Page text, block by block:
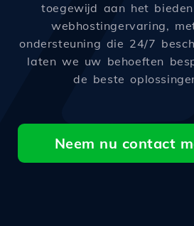
toegewijd aan het
webhostingervaring,
ondersteuning die 24/7
laten we uw behoeften
de beste
Neem nu contact